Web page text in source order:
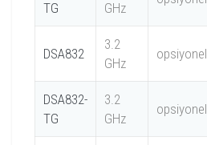
TG
GHz
DSA832
3.2
GHz
opsiyonel
DSA832-
TG
3.2
GHz
opsiyonel